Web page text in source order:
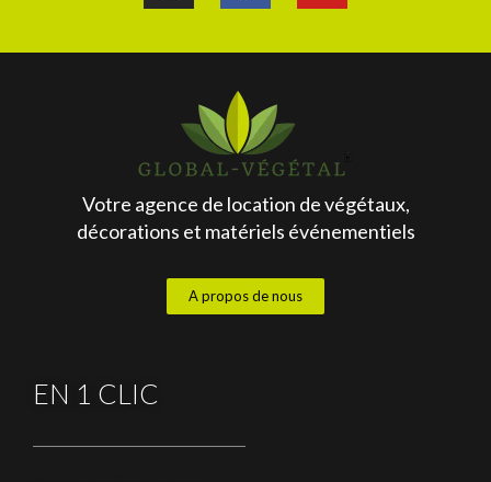
Votre agence de location de végétaux,
décorations et matériels événementiels
A propos de nous
EN 1 CLIC